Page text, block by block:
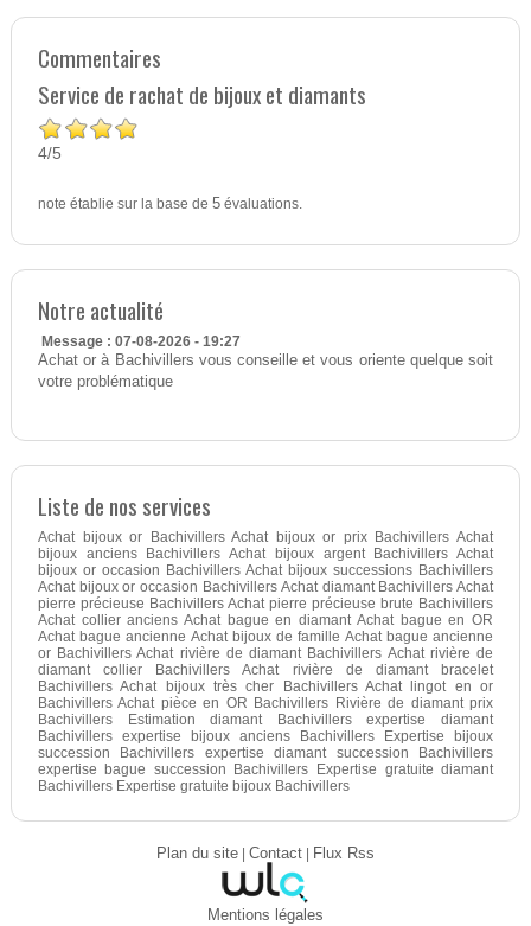
Commentaires
Service de rachat de bijoux et diamants
4/5
note établie sur la base de 5évaluations.
Notre actualité
Message : 07-08-2026 - 19:27
Achat or à Bachivillers vous conseille et vous oriente quelque soit
votre problématique
Liste de nos services
Achat bijoux or Bachivillers Achat bijoux or prix Bachivillers Achat
bijoux anciens Bachivillers Achat bijoux argent Bachivillers Achat
bijoux or occasion Bachivillers Achat bijoux successions Bachivillers
Achat bijoux or occasion Bachivillers Achat diamant Bachivillers Achat
pierre précieuse Bachivillers Achat pierre précieuse brute Bachivillers
Achat collier anciens Achat bague en diamant Achat bague en OR
Achat bague ancienne Achat bijoux de famille Achat bague ancienne
or Bachivillers Achat rivière de diamant Bachivillers Achat rivière de
diamant collier Bachivillers Achat rivière de diamant bracelet
Bachivillers Achat bijoux très cher Bachivillers Achat lingot en or
Bachivillers Achat pièce en OR Bachivillers Rivière de diamant prix
Bachivillers Estimation diamant Bachivillers expertise diamant
Bachivillers expertise bijoux anciens Bachivillers Expertise bijoux
succession Bachivillers expertise diamant succession Bachivillers
expertise bague succession Bachivillers Expertise gratuite diamant
Bachivillers Expertise gratuite bijoux Bachivillers
Plan du site| Contact| Flux Rss
Mentions légales